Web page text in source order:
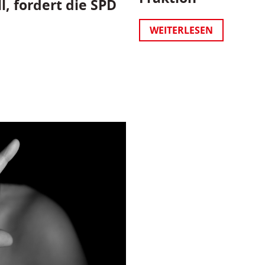
fordert die SPD
WEITERLESEN